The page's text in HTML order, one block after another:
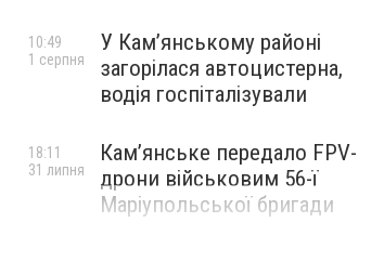
У Кам’янському районі
загорілася автоцистерна,
водія госпіталізували
10:49
1 серпня
Кам’янське передало FPV-
дрони військовим 56-ї
Маріупольської бригади
18:11
31 липня